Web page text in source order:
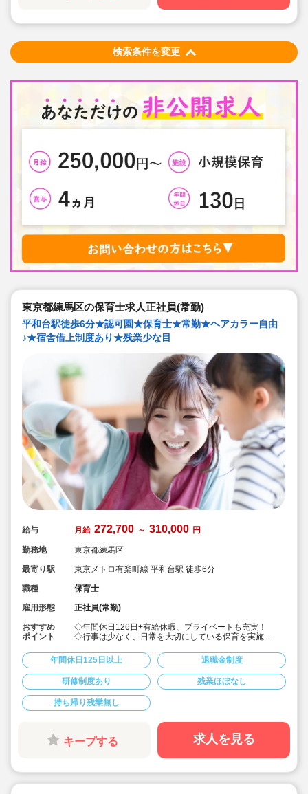
のような保育園
は、職員にゆとりが必要という考えから行事は無理なく
できる範囲で実施
◇在籍年数や保育経験に合わせた段階的な研修を年間総
検索条件を変更
東京都練馬区の保育士求人正社員(常勤)
平和台駅徒歩6分★認可園★保育士★常勤★ヘアカラー自由
♪★宿舎借上制度あり★残業少な目
給与 月給 272,700 ～ 310,000 円
勤務地
東京都練馬区
最寄り駅
東京メトロ有楽町線 平和台駅 徒歩6分
職種
保育士
雇用形態
正社員(常勤)
おすすめ
ポイント
◇年間休日126日+有給休暇、プライベートも充実！
◇行事は少なく、日常を大切にしている保育を実施
にしています。
◇産休・育休からの復帰（男性の育休実績あり）、時短
勤務実績多数で働きやすい職場です
◇ヘアカラーは自由。髪色の制限なし。
◇20代で経験少ない方もノビノビ働きやすい環境
◇書き物のICT化も進めており持ち帰り業務/残業ほぼな
し。
◇残業した場合の代は1分単位で支給されます
◇子どもが自分の意志や感情を尊重され、自分で選択し
ていくことをあたたかく見守り、子どもが主体の保育を
のような保育園
年間休日125日以上 退職金制度
研修制度あり 残業ほぼなし
持ち帰り残業無し
キープする 求人を見る